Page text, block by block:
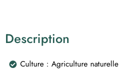
Description
Culture : Agriculture naturelle